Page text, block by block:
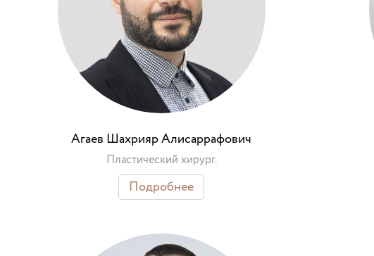
Агаев Шахрияр Алисаррафович
Пластический хирург.
Подробнее